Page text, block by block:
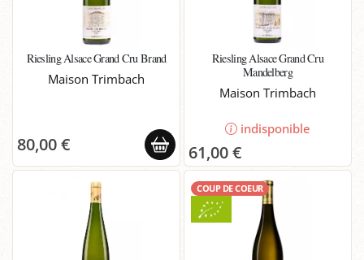
Riesling Alsace Grand Cru Brand
Maison Trimbach
80,00 €
Riesling Alsace Grand Cru
Mandelberg
Maison Trimbach
indisponible
61,00 €
COUP DE COEUR